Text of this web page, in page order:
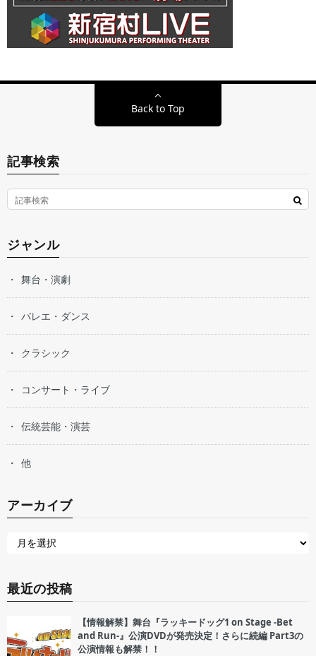
Back to Top
記事検索
ジャンル
舞台・演劇
バレエ・ダンス
クラシック
コンサート・ライブ
伝統芸能・演芸
他
アーカイブ
最近の投稿
【情報解禁】舞台『ラッキードッグ1 on Stage -Bet
and Run-』公演DVDが発売決定！さらに続編 Part3の
公演情報も解禁！！